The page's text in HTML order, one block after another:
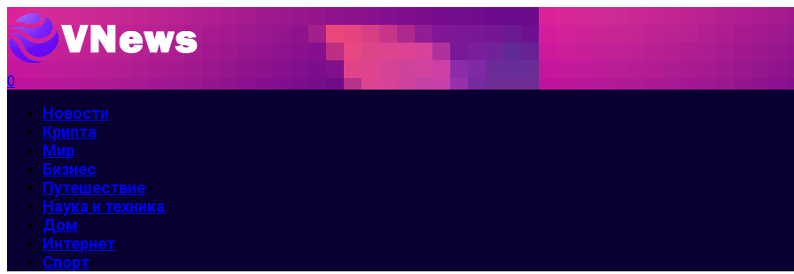
0
Новости
Крипта
Мир
Бизнес
Путешествие
Наука и техника
Дом
Интернет
Спорт